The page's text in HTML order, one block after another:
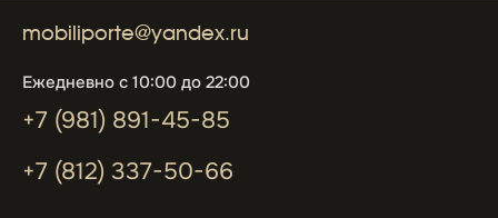
mobiliporte@yandex.ru
Ежедневно с 10:00 до 22:00
+7 (981) 891-45-85
+7 (812) 337-50-66